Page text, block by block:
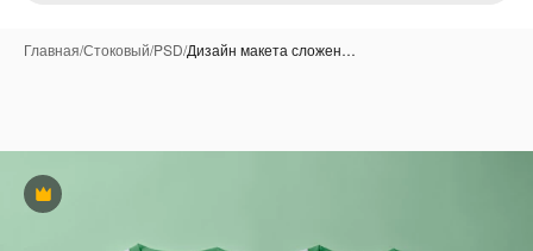
Главная/Стоковый/PSD/Дизайн макета сложен…
Премиум